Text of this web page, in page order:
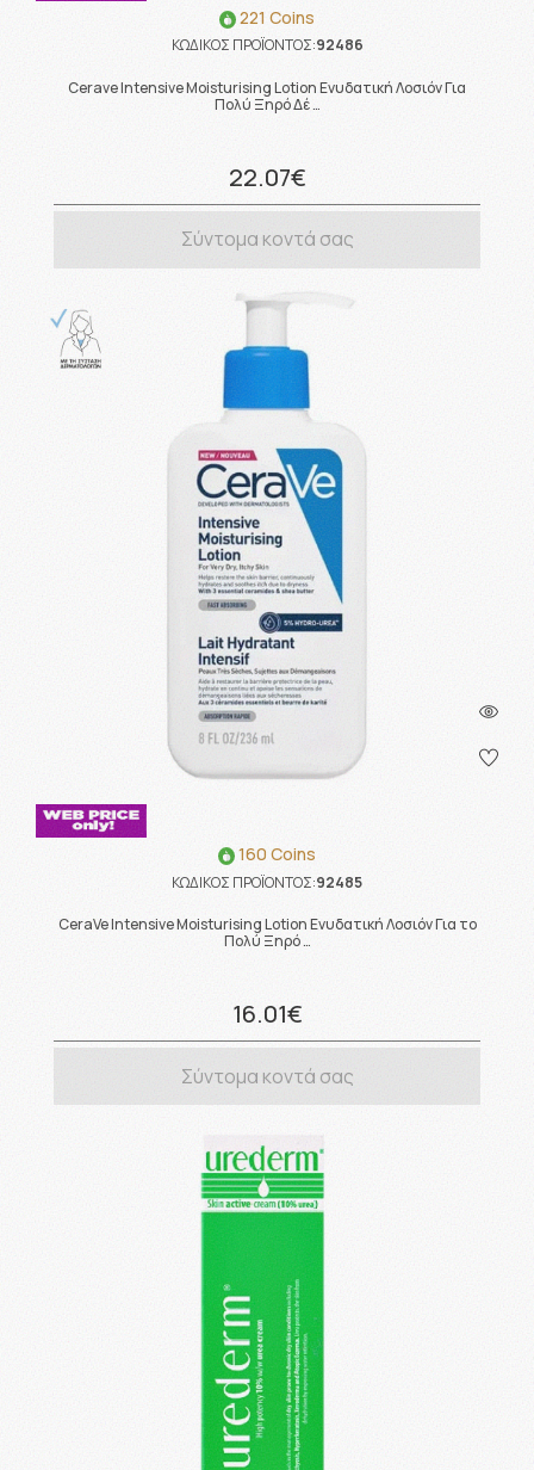
221 Coins
ΚΩΔΙΚΟΣ ΠΡΟΪΟΝΤΟΣ:92486
Cerave Intensive Moisturising Lotion Ενυδατική Λοσιόν Για
Πολύ Ξηρό Δέ …
22.07€
Σύντομα κοντά σας
160 Coins
ΚΩΔΙΚΟΣ ΠΡΟΪΟΝΤΟΣ:92485
CeraVe Intensive Moisturising Lotion Ενυδατική Λοσιόν Για το
Πολύ Ξηρό …
16.01€
Σύντομα κοντά σας